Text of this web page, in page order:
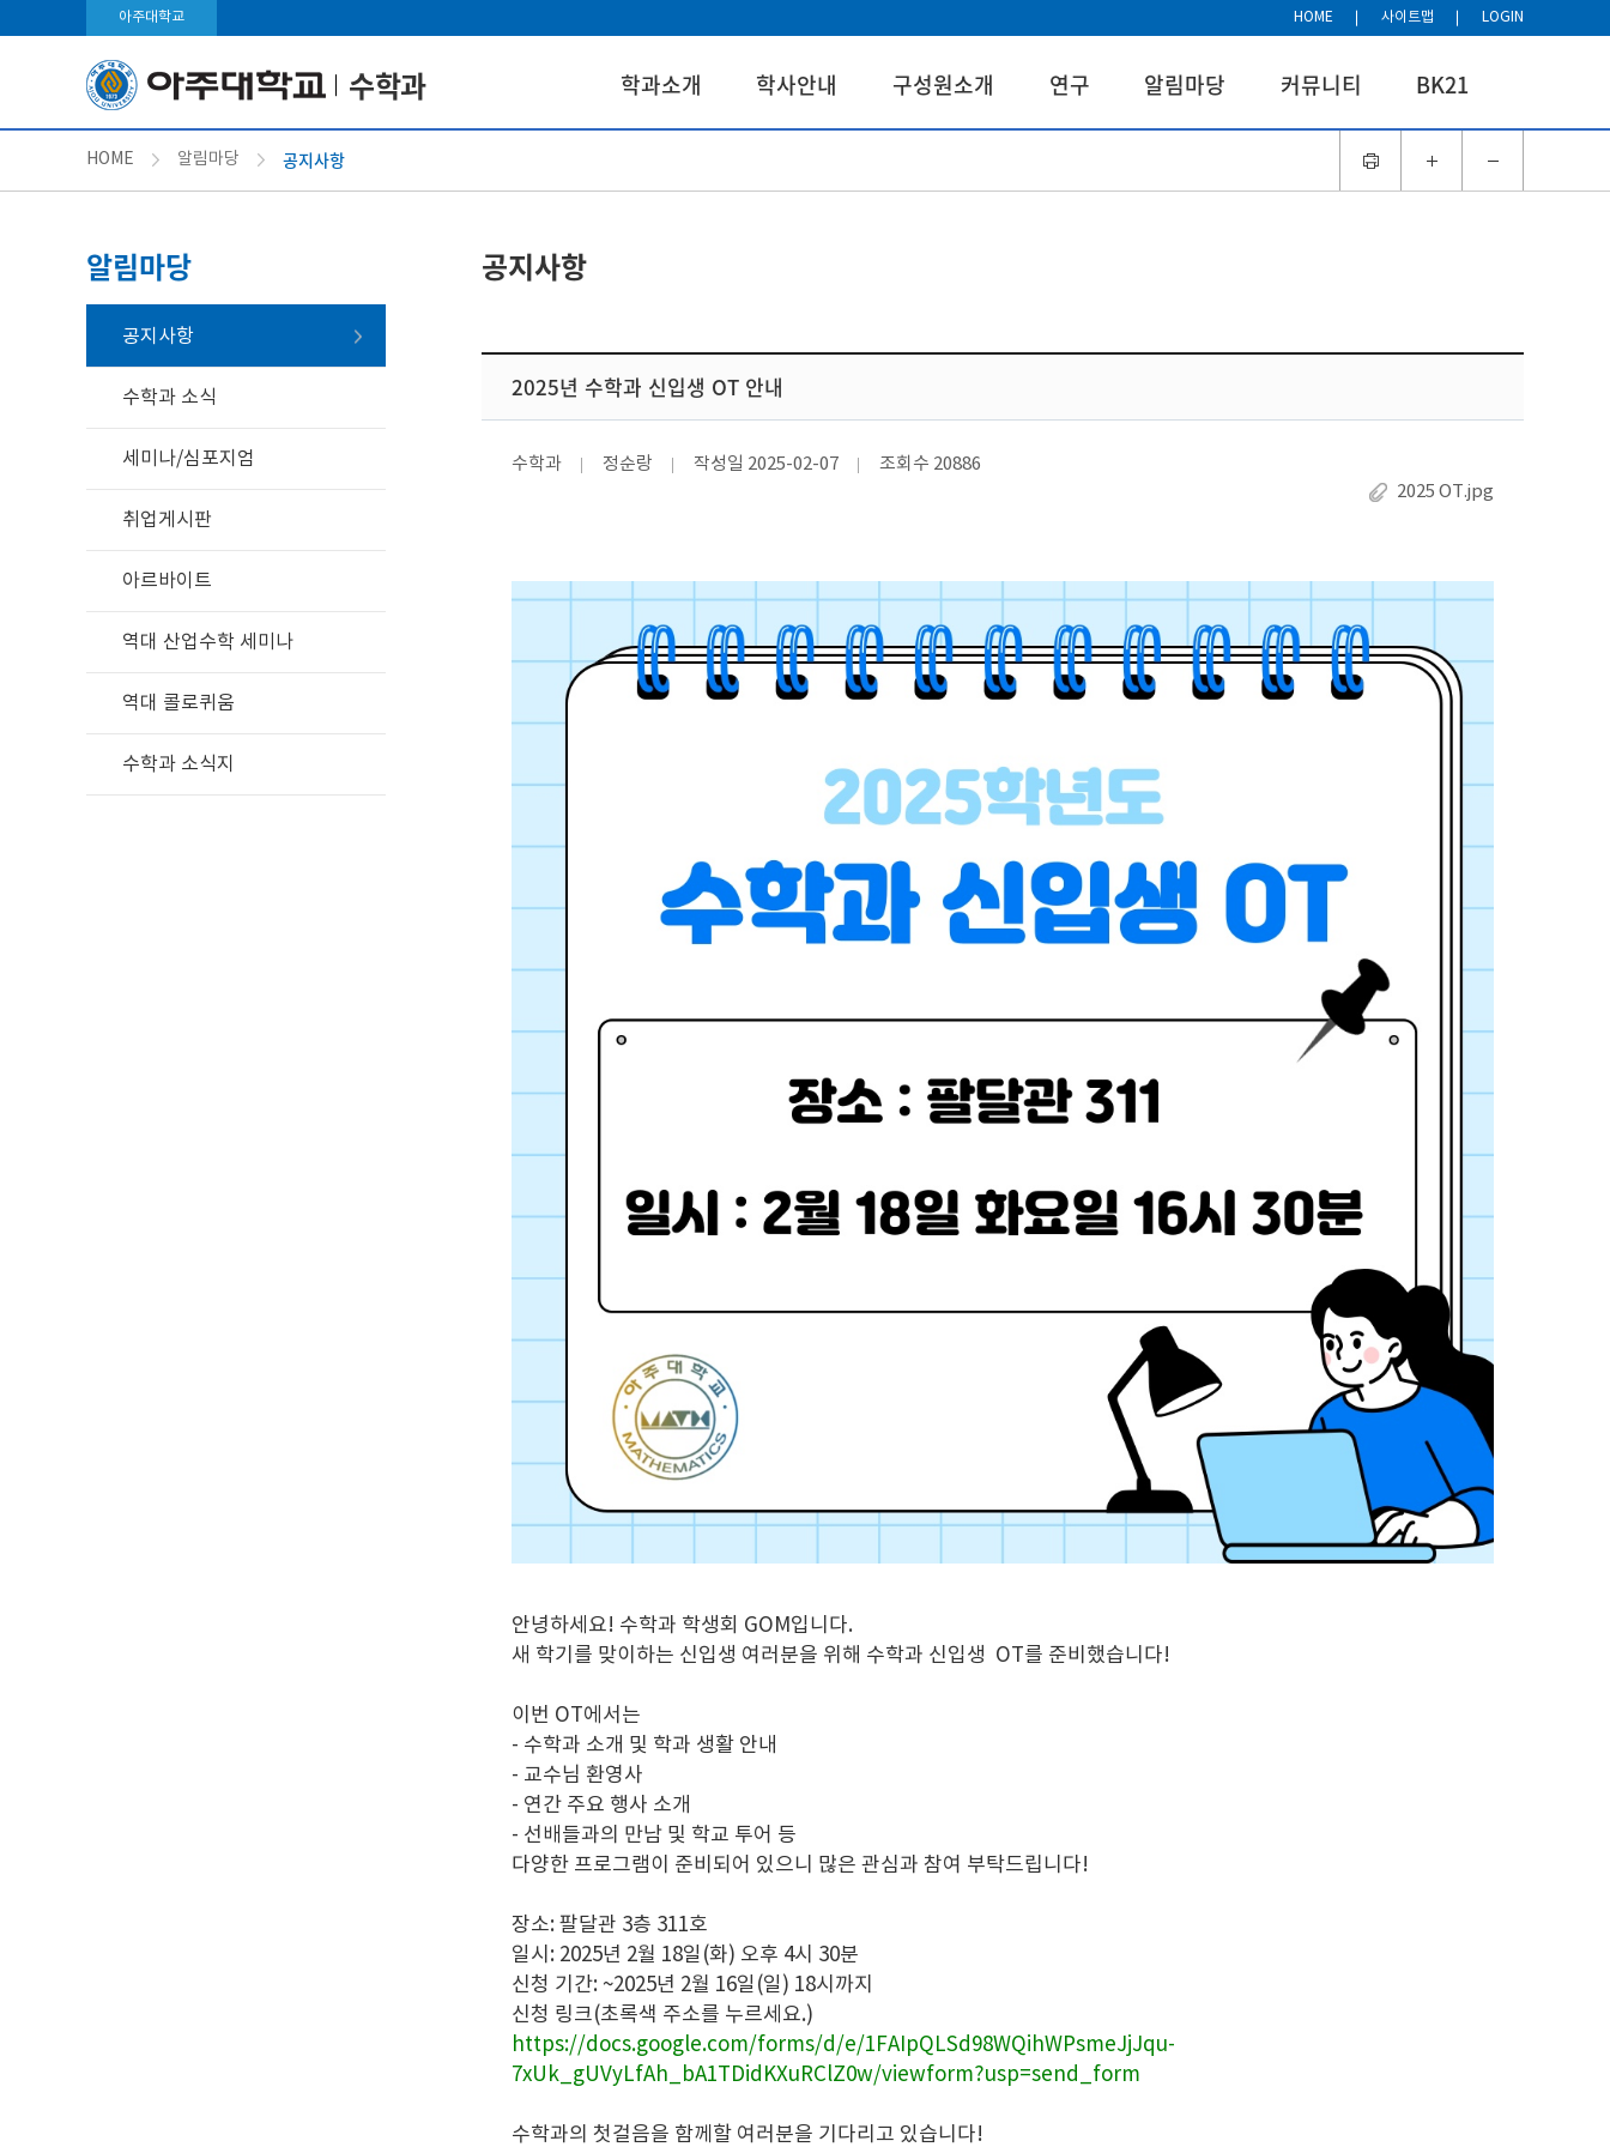
아주대학교 HOME 사이트맵 LOGIN
수학과 학과소개 학사안내 구성원소개 연구 알림마당 커뮤니티 BK21
HOME 알림마당 공지사항
알림마당
공지사항
수학과 소식
세미나/심포지엄
취업게시판
아르바이트
역대 산업수학 세미나
역대 콜로퀴움
수학과 소식지
공지사항
2025년 수학과 신입생 OT 안내
수학과 정순랑 작성일 2025-02-07 조회수 20886
2025 OT.jpg
안녕하세요! 수학과 학생회 GOM입니다.
새 학기를 맞이하는 신입생 여러분을 위해 수학과 신입생 OT를 준비했습니다!
이번 OT에서는
- 수학과 소개 및 학과 생활 안내
- 교수님 환영사
- 연간 주요 행사 소개
- 선배들과의 만남 및 학교 투어 등
다양한 프로그램이 준비되어 있으니 많은 관심과 참여 부탁드립니다!
장소: 팔달관 3층 311호
일시: 2025년 2월 18일(화) 오후 4시 30분
신청 기간: ~2025년 2월 16일(일) 18시까지
신청 링크(초록색 주소를 누르세요.)
https://docs.google.com/forms/d/e/1FAIpQLSd98WQihWPsmeJjJqu-
7xUk_gUVyLfAh_bA1TDidKXuRClZ0w/viewform?usp=send_form
수학과의 첫걸음을 함께할 여러분을 기다리고 있습니다!